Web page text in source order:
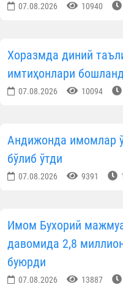
07.08.2026 10940
Хоразмда диний
имтиҳонлари
07.08.2026 10094
Андижонда имомлар
бўлиб ўтди
07.08.2026 9391
Имом Бухорий
давомида 2,8
буюрди
07.08.2026 13887